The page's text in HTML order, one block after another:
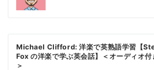
Michael Clifford: 洋楽で英熟語学習【
Fox の洋楽で学ぶ英会話】＜オーディオ付
＞